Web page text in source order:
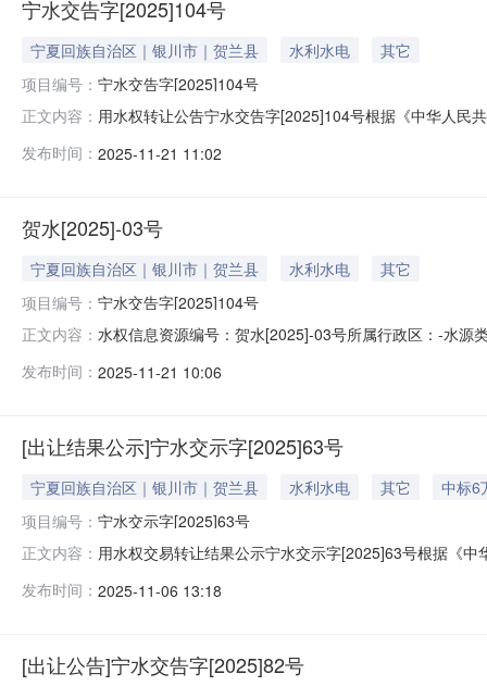
宁水交告字[2025]104号
宁夏回族自治区｜银川市｜贺兰县 水利水电
其它
项目编号： 宁水交告字[2025]104号
正文内容： 用水权转让公告宁水交告字[2025]104号根据《中华人民
资源交易平台自然资源要素交易市场用水权交易系统（
发布时间： 2025-11-21 11:02
贺水[2025]-03号
宁夏回族自治区｜银川市｜贺兰县 水利水电
其它
项目编号： 宁水交告字[2025]104号
正文内容： 水权信息资源编号：贺水[2025]-03号所属行政区：-水源
《宁夏回族自治区用水权市场交易规则》等有关规定，
发布时间： 2025-11-21 10:06
[出让结果公示]宁水交示字[2025]63号
宁夏回族自治区｜银川市｜贺兰县 水利水电 其它
中标6
项目编号： 宁水交示字[2025]63号
正文内容： 用水权交易转让结果公示宁水交示字[2025]63号根据《
然资源要素交易市场用水权交易系统https://
发布时间： 2025-11-06 13:18
[出让公告]宁水交告字[2025]82号